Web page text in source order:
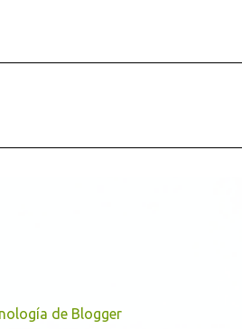
de Blogger